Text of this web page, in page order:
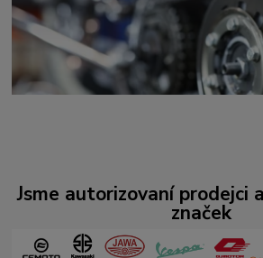
Jsme autorizovaní prodejci
značek